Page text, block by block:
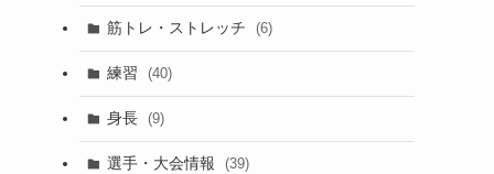
筋トレ・ストレッチ (6)
練習 (40)
身長 (9)
選手・大会情報 (39)